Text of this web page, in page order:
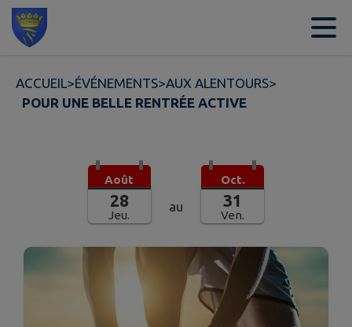
Contenu
ACCUEIL>ÉVÉNEMENTS>AUX ALENTOURS>
POUR UNE BELLE RENTRÉE ACTIVE
Août
28
Jeu.
au
Oct.
31
Ven.